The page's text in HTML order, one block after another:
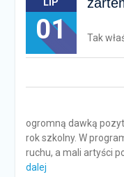
01 Tak
ogromną dawką
rok szkolny. W
ruchu, a mali artyści
dalej